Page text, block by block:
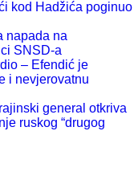
kod Hadžića poginuo
napada na
SNSD-a
– Efendić je
i nevjerovatnu
general otkriva
ruskog “drugog